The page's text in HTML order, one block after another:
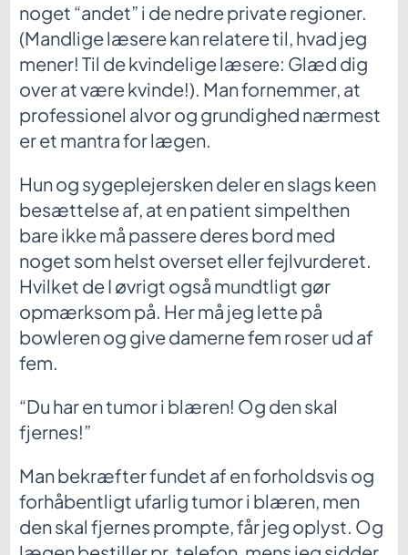
noget “andet” i de nedre private regioner.
(Mandlige læsere kan relatere til, hvad jeg
mener! Til de kvindelige læsere: Glæd dig
over at være kvinde!). Man fornemmer, at
professionel alvor og grundighed nærmest
er et mantra for lægen.
Hun og sygeplejersken deler en slags keen
besættelse af, at en patient simpelthen
bare ikke må passere deres bord med
noget som helst overset eller fejlvurderet.
Hvilket de I øvrigt også mundtligt gør
opmærksom på. Her må jeg lette på
bowleren og give damerne fem roser ud af
fem.
“Du har en tumor i blæren! Og den skal
fjernes!”
Man bekræfter fundet af en forholdsvis og
forhåbentligt ufarlig tumor i blæren, men
den skal fjernes prompte, får jeg oplyst. Og